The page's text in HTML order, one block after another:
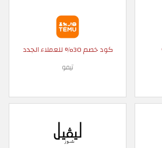
كود خصم 30% للعملاء الجدد
تيمو